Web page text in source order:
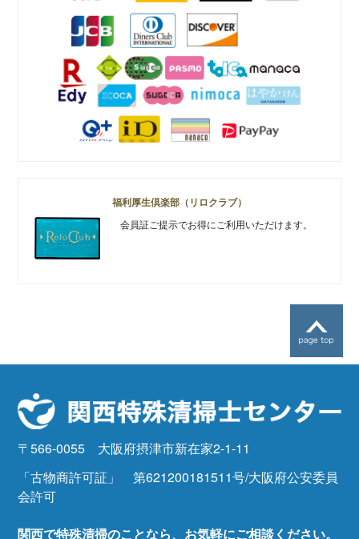
福利厚生倶楽部（リロクラブ）
会員証ご提示でお得にご利用いただけます。
〒566-0055 大阪府摂津市新在家2-1-11
「古物商許可証」 第621200181511号/大阪府公安委員
会許可
関西で特殊清掃のことなら、お気軽にご相談ください。